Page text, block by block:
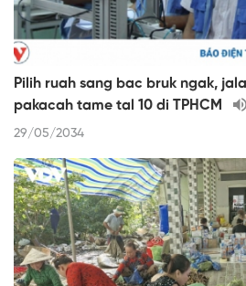
Pilih ruah sang bac bruk ngak,
pakacah tame tal 10 di TPHCM
29/05/2034